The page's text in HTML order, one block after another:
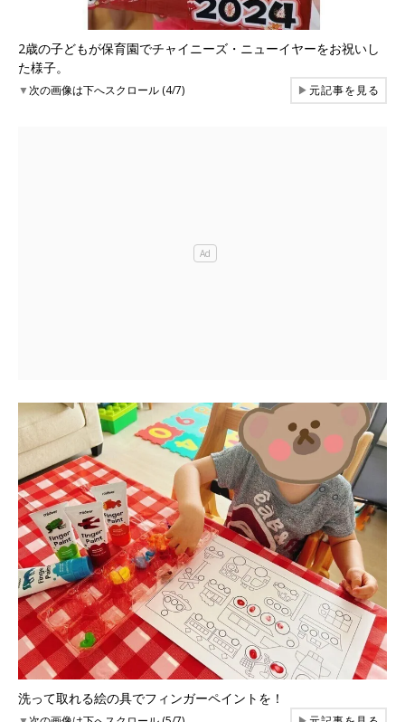
2歳の子どもが保育園でチャイニーズ・ニューイヤーをお祝いし
た様子。
▼次の画像は下へスクロール (4/7) ▶元記事を見る
洗って取れる絵の具でフィンガーペイントを！